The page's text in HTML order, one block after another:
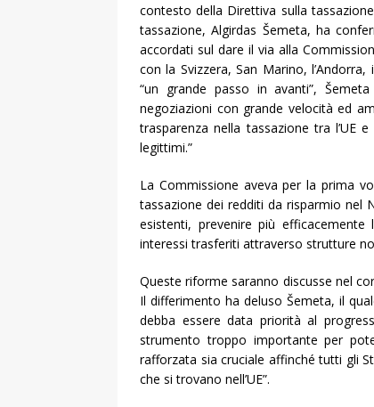
contesto della Direttiva sulla
tassazione, Algirdas Šemeta, ha
accordati sul dare il via alla
con la Svizzera, San Marino,
“un grande passo in avanti”,
negoziazioni con grande velocità ed
trasparenza nella tassazione tra
legittimi.”
La Commissione aveva per la prima
tassazione dei redditi da risparmio nel
esistenti, prevenire più efficacemente
interessi trasferiti attraverso strutture
Queste riforme saranno discusse nel
Il differimento ha deluso Šemeta, il
debba essere data priorità al
strumento troppo importante per
rafforzata sia cruciale affinché tutti gli
che si trovano nell’UE”.